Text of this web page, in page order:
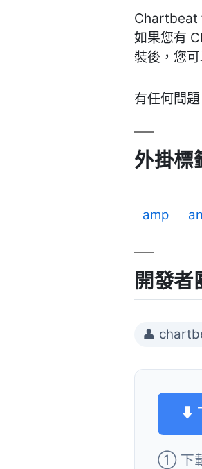
Chartbeat
如果您有
裝後，您
有任何問
外掛標
amp
開發者
👤
⬇
① 下載